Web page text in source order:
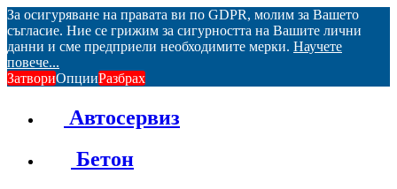
За осигуряване на правата ви по GDPR, молим за Вашето
съгласие. Ние се грижим за сигурността на Вашите лични
данни и сме предприели необходимите мерки. Научете
повече...
ЗатвориОпцииРазбрах
Автосервиз
Бетон